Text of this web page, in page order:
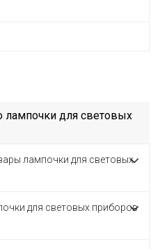
для световых
лампочки для световых
для световых приборов